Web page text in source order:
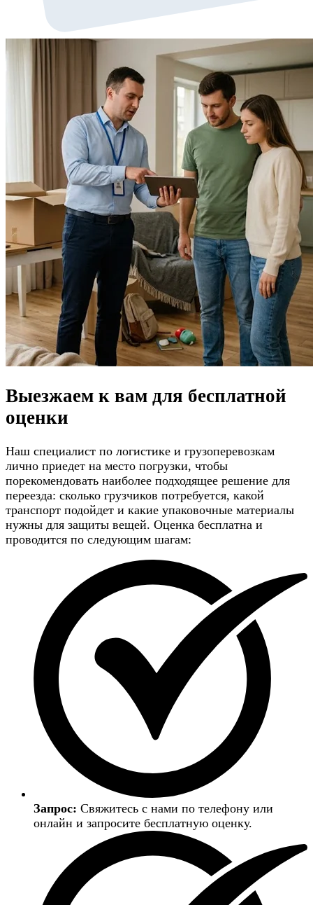
Выезжаем к вам для бесплатной
оценки
Наш специалист по логистике и грузоперевозкам
лично приедет на место погрузки, чтобы
порекомендовать наиболее подходящее решение для
переезда: сколько грузчиков потребуется, какой
транспорт подойдет и какие упаковочные материалы
нужны для защиты вещей. Оценка бесплатна и
проводится по следующим шагам:
Запрос: Свяжитесь с нами по телефону или
онлайн и запросите бесплатную оценку.